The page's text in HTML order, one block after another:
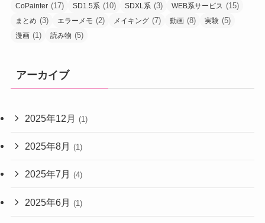
CoPainter (17) SD1.5系 (10) SDXL系 (3) WEB系サービス (15)
まとめ (3) エラーメモ (2) メイキング (7) 動画 (8) 実験 (5)
漫画 (1) 読み物 (5)
アーカイブ
2025年12月 (1)
2025年8月 (1)
2025年7月 (4)
2025年6月 (1)